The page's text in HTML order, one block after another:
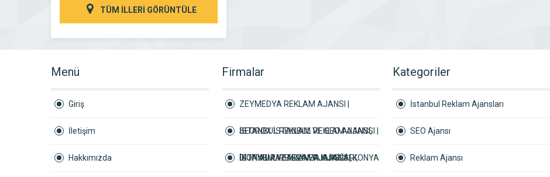
TÜM İLLERİ GÖRÜNTÜLE
Menü
Giriş
İletişim
Hakkımızda
Firmalar
ZEYMEDYA REKLAM AJANSI |
İSTANBUL REKLAM VE SEO AJANSI,
DİJİTAL PAZARLAMA AJANSI,
SEOROX İSTANBUL REKLAM AJANSI |
İSTANBUL REKLAM AJANSLARI,
İKONYUM VETERİNER KLİNİĞİ | KONYA
Kategoriler
İstanbul Reklam Ajansları
SEO Ajansı
Reklam Ajansı